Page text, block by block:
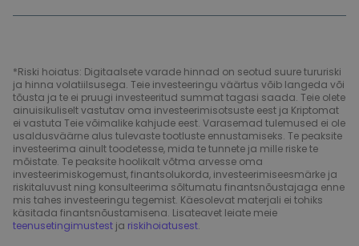
*Riski hoiatus: Digitaalsete varade hinnad on seotud suure tururiski
ja hinna volatiilsusega. Teie investeeringu väärtus võib langeda või
tõusta ja te ei pruugi investeeritud summat tagasi saada. Teie olete
ainuisikuliselt vastutav oma investeerimisotsuste eest ja Kriptomat
ei vastuta Teie võimalike kahjude eest. Varasemad tulemused ei ole
usaldusväärne alus tulevaste tootluste ennustamiseks. Te peaksite
investeerima ainult toodetesse, mida te tunnete ja mille riske te
mõistate. Te peaksite hoolikalt võtma arvesse oma
investeerimiskogemust, finantsolukorda, investeerimiseesmärke ja
riskitaluvust ning konsulteerima sõltumatu finantsnõustajaga enne
mis tahes investeeringu tegemist. Käesolevat materjali ei tohiks
käsitada finantsnõustamisena. Lisateavet leiate meie
teenusetingimustest ja riskihoiatusest.